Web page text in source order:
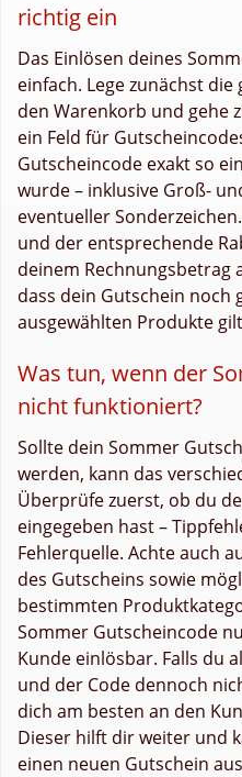
richtig ein
Das Einlösen deines
einfach. Lege zunächst
den Warenkorb und gehe
ein Feld für
Gutscheincode exakt so
wurde – inklusive Groß-
eventueller
und der entsprechende
deinem Rechnungsbetrag
dass dein Gutschein noch
ausgewählten Produkte
Was tun, wenn der
nicht funktioniert?
Sollte dein Sommer
werden, kann das
Überprüfe zuerst, ob du
eingegeben hast –
Fehlerquelle. Achte auch
des Gutscheins sowie
bestimmten
Sommer Gutscheincode
Kunde einlösbar. Falls du
und der Code dennoch
dich am besten an den
Dieser hilft dir weiter und
einen neuen Gutschein